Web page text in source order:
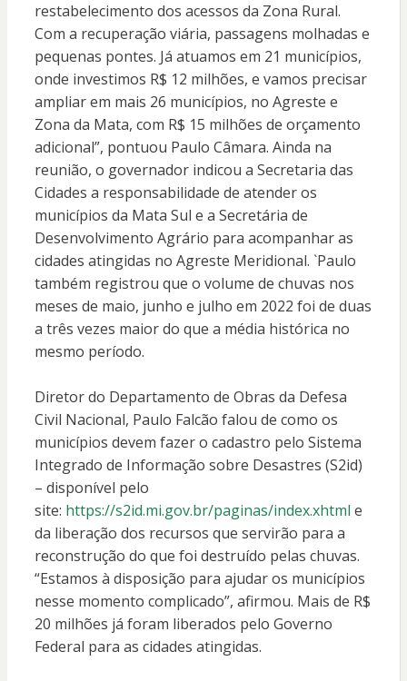
restabelecimento dos acessos da Zona Rural.
Com a recuperação viária, passagens molhadas e
pequenas pontes. Já atuamos em 21 municípios,
onde investimos R$ 12 milhões, e vamos precisar
ampliar em mais 26 municípios, no Agreste e
Zona da Mata, com R$ 15 milhões de orçamento
adicional”, pontuou Paulo Câmara. Ainda na
reunião, o governador indicou a Secretaria das
Cidades a responsabilidade de atender os
municípios da Mata Sul e a Secretária de
Desenvolvimento Agrário para acompanhar as
cidades atingidas no Agreste Meridional. `Paulo
também registrou que o volume de chuvas nos
meses de maio, junho e julho em 2022 foi de duas
a três vezes maior do que a média histórica no
mesmo período.
Diretor do Departamento de Obras da Defesa
Civil Nacional, Paulo Falcão falou de como os
municípios devem fazer o cadastro pelo Sistema
Integrado de Informação sobre Desastres (S2id)
– disponível pelo
site: https://s2id.mi.gov.br/paginas/index.xhtml e
da liberação dos recursos que servirão para a
reconstrução do que foi destruído pelas chuvas.
“Estamos à disposição para ajudar os municípios
nesse momento complicado”, afirmou. Mais de R$
20 milhões já foram liberados pelo Governo
Federal para as cidades atingidas.